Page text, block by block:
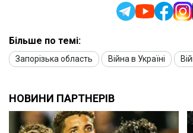
Більше по темі:
Запорізька область Війна в Україні